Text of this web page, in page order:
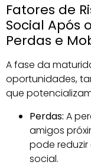
Fatores de
Social Após
Perdas e
A fase da
oportunidades,
que
Perdas: A
amigos
pode
social.